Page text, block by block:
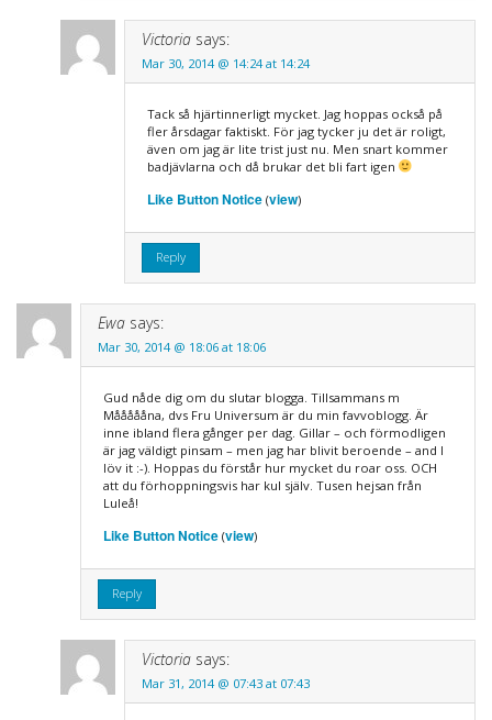
Victoria says:
Mar 30, 2014 @ 14:24 at 14:24
Tack så hjärtinnerligt mycket. Jag hoppas också på
fler årsdagar faktiskt. För jag tycker ju det är roligt,
även om jag är lite trist just nu. Men snart kommer
badjävlarna och då brukar det bli fart igen
Like Button Notice(view)
Reply
Ewa says:
Mar 30, 2014 @ 18:06 at 18:06
Gud nåde dig om du slutar blogga. Tillsammans m
Måååååna, dvs Fru Universum är du min favvoblogg. Är
inne ibland flera gånger per dag. Gillar – och förmodligen
är jag väldigt pinsam – men jag har blivit beroende – and I
löv it :-). Hoppas du förstår hur mycket du roar oss. OCH
att du förhoppningsvis har kul själv. Tusen hejsan från
Luleå!
Like Button Notice(view)
Reply
Victoria says:
Mar 31, 2014 @ 07:43 at 07:43